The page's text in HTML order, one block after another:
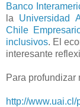
Banco
la Universidad
Chile
inclusivos. El
interesante
Para profundizar
http://